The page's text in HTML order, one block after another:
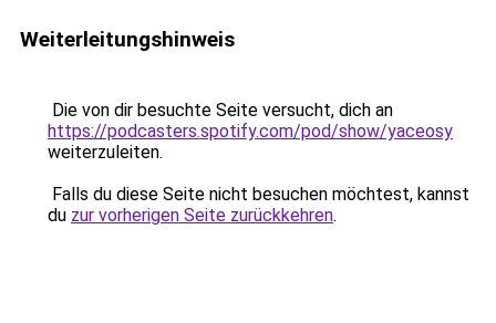
Weiterleitungshinweis
Die von dir besuchte Seite versucht, dich an
https://podcasters.spotify.com/pod/show/yaceosy
weiterzuleiten.
Falls du diese Seite nicht besuchen möchtest, kannst
du zur vorherigen Seite zurückkehren.